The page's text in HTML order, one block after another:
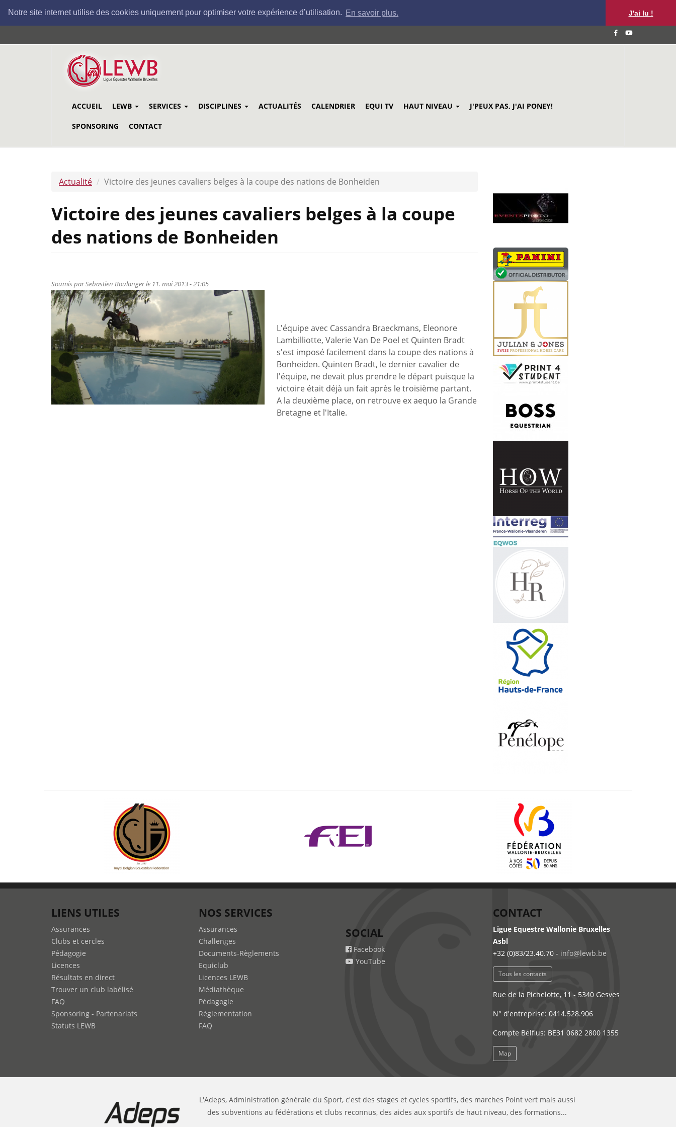
Notre site internet utilise des cookies uniquement pour optimiser votre expérience d’utilisation. En savoir plus. J'ai lu !
au
ACCUEIL LEWB SERVICES DISCIPLINES ACTUALITÉS CALENDRIER EQUI TV HAUT NIVEAU J'PEUX PAS, J'AI PONEY!
SPONSORING CONTACT
Actualité Victoire des jeunes cavaliers belges à la coupe des nations de Bonheiden
Victoire des jeunes cavaliers belges à la coupe
des nations de Bonheiden
Soumis parSebastien Boulangerle 11. mai 2013 - 21:05
L'équipe avec Cassandra Braeckmans, Eleonore
Lambilliotte, Valerie Van De Poel et Quinten Bradt
s'est imposé facilement dans la coupe des nations à
Bonheiden. Quinten Bradt, le dernier cavalier de
l'équipe, ne devait plus prendre le départ puisque la
victoire était déjà un fait après le troisième partant.
A la deuxième place, on retrouve ex aequo la Grande
Bretagne et l'Italie.
LIENS UTILES
Assurances
Clubs et cercles
Pédagogie
Licences
Résultats en direct
Trouver un club labélisé
FAQ
Sponsoring - Partenariats
Statuts LEWB
NOS SERVICES
Assurances
Challenges
Documents-Règlements
Equiclub
Licences LEWB
Médiathèque
Pédagogie
Règlementation
FAQ
SOCIAL
Facebook
YouTube
CONTACT
Ligue Equestre Wallonie Bruxelles
Asbl
+32 (0)83/23.40.70 - info@lewb.be
Tous les contacts
Rue de la Pichelotte, 11 - 5340 Gesves
N° d'entreprise: 0414.528.906
Compte Belfius: BE31 0682 2800 1355
Map
L'Adeps, Administration générale du Sport, c'est des stages et cycles sportifs, des marches Point vert mais aussi
des subventions au fédérations et clubs reconnus, des aides aux sportifs de haut niveau, des formations...